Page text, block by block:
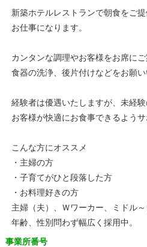
新築ホテルレストランで朝食をご提
お仕事になります。
カンタンな調理やお客様をお席にご
食器の洗浄、後片付けなどをお願い
経験者は優遇いたしますが、未経
お客様が快適にお食事できるようサ
こんな方にオススメ
・主婦の方
・子育てがひと段落した方
・お料理好きの方
主婦（夫）、Ｗワーカー、ミドル
年齢、性別問わず幅広く採用中。
事業所番号